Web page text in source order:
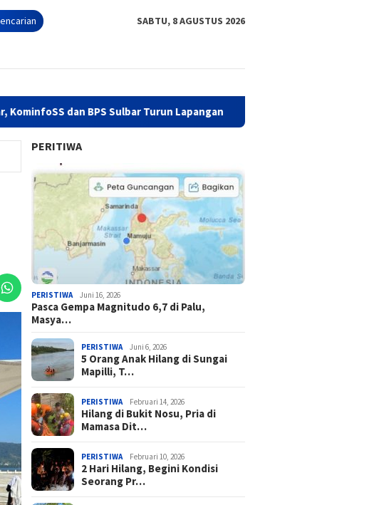
SABTU, 8 AGUSTUS 2026
dan BPS Sulbar Turun Lapangan Hadiri Rakor, Biro Organisasi Sulbar
PERITIWA
PERISTIWA Juni 16, 2026
Pasca Gempa Magnitudo 6,7 di Palu,
Masya…
PERISTIWA Juni 6, 2026
5 Orang Anak Hilang di Sungai
Mapilli, T…
PERISTIWA Februari 14, 2026
Hilang di Bukit Nosu, Pria di
Mamasa Dit…
PERISTIWA Februari 10, 2026
2 Hari Hilang, Begini Kondisi
Seorang Pr…